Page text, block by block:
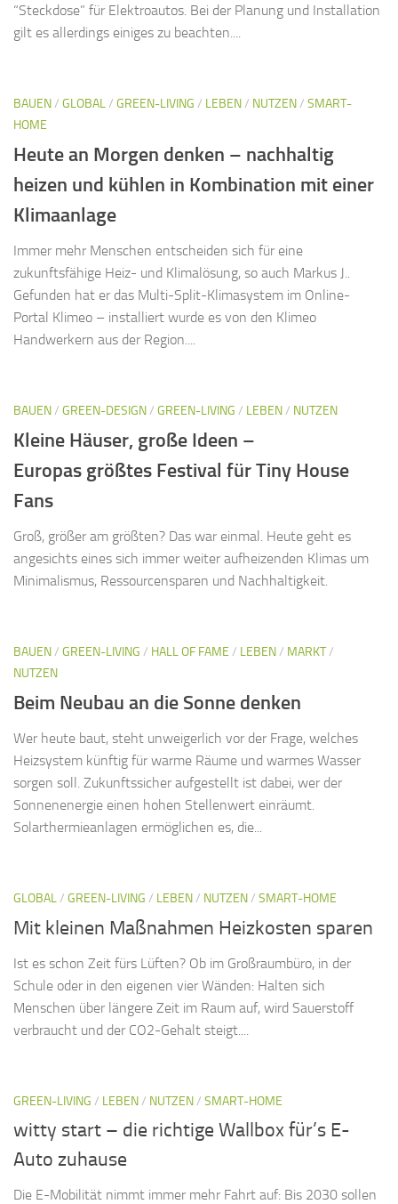
“Steckdose” für Elektroautos. Bei der Planung und Installation
gilt es allerdings einiges zu beachten....
BAUEN/ GLOBAL/ GREEN-LIVING / LEBEN/ NUTZEN/ SMART-
HOME
Heute an Morgen denken – nachhaltig
heizen und kühlen in Kombination mit einer
Klimaanlage
Immer mehr Menschen entscheiden sich für eine
zukunftsfähige Heiz- und Klimalösung, so auch Markus J..
Gefunden hat er das Multi-Split-Klimasystem im Online-
Portal Klimeo – installiert wurde es von den Klimeo
Handwerkern aus der Region....
BAUEN/ GREEN-DESIGN/ GREEN-LIVING / LEBEN/ NUTZEN
Kleine Häuser, große Ideen –
Europas größtes Festival für Tiny House
Fans
Groß, größer am größten? Das war einmal. Heute geht es
angesichts eines sich immer weiter aufheizenden Klimas um
Minimalismus, Ressourcensparen und Nachhaltigkeit.
BAUEN/ GREEN-LIVING / HALL OF FAME / LEBEN/ MARKT/
NUTZEN
Beim Neubau an die Sonne denken
Wer heute baut, steht unweigerlich vor der Frage, welches
Heizsystem künftig für warme Räume und warmes Wasser
sorgen soll. Zukunftssicher aufgestellt ist dabei, wer der
Sonnenenergie einen hohen Stellenwert einräumt.
Solarthermieanlagen ermöglichen es, die...
GLOBAL/ GREEN-LIVING / LEBEN/ NUTZEN/ SMART-HOME
Mit kleinen Maßnahmen Heizkosten sparen
Ist es schon Zeit fürs Lüften? Ob im Großraumbüro, in der
Schule oder in den eigenen vier Wänden: Halten sich
Menschen über längere Zeit im Raum auf, wird Sauerstoff
verbraucht und der CO2-Gehalt steigt....
GREEN-LIVING / LEBEN/ NUTZEN/ SMART-HOME
witty start – die richtige Wallbox für’s E-
Auto zuhause
Die E-Mobilität nimmt immer mehr Fahrt auf: Bis 2030 sollen